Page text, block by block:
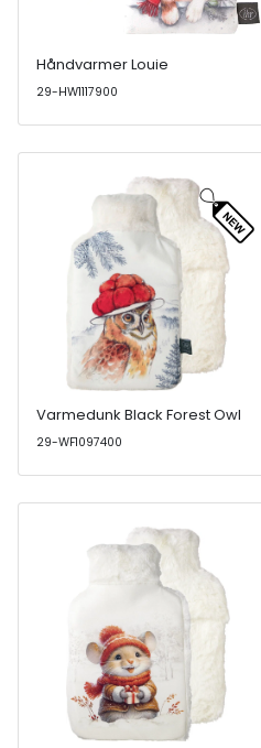
Håndvarmer Louie
29-HW1117900
Varmedunk Black Forest Owl
29-WF1097400